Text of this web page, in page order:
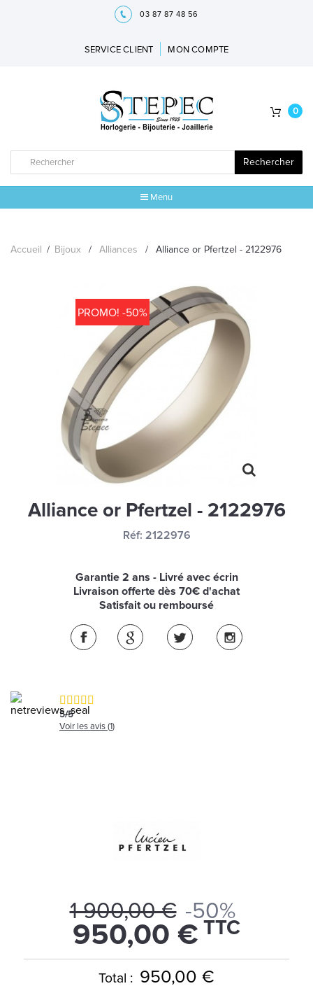
03 87 87 48 56
SERVICE CLIENT MON COMPTE
Rechercher
0
Menu
BIJOUX
MONTRES
LES GEORGETTES
SWAROVSKI
BONNES AFFAIRES
CARTES CADEAUX
IDÉE CADEAUX
QUI SOMMES NOUS
BLOG
Accueil / Bijoux / Alliances / Alliance or Pfertzel - 2122976
PROMO! -50%
Alliance or Pfertzel - 2122976
Réf: 2122976
Garantie 2 ans - Livré avec écrin
Livraison offerte dès 70€ d'achat
Satisfait ou remboursé
5/5
Voir les avis (1)
1 900,00 € -50%
950,00 € TTC
Total : 950,00 €